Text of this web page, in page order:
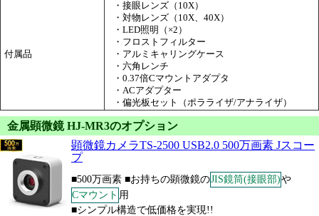
付属品
・接眼レンズ（10X）
・対物レンズ（10X、40X）
・LED照明（×2）
・フロストフィルター
・アルミキャリングケース
・六角レンチ
・0.37倍Cマウントアダプタ
・ACアダプター
・偏光板セット（ポラライザ/アナライザ）
金属顕微鏡 HJ-MR3のオプション
顕微鏡カメラTS-2500 USB2.0 500万画素 Jスコー
プ
■500万画素 ■お持ちの顕微鏡のJIS鏡筒(接眼部)や
Cマウント 用
■シンプル構造で低価格を実現!!